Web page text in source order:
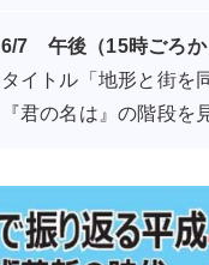
6/7 午後（15時ごろか
タイトル「地形と街
『君の名は』の階段を